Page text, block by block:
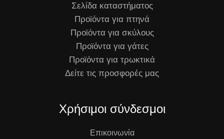
Σελίδα καταστήματος
Προϊόντα για πτηνά
Προϊόντα για σκύλους
Προϊόντα για γάτες
Προϊόντα για τρωκτικά
Δείτε τις προσφορές μας
Χρήσιμοι σύνδεσμοι
Επικοινωνία